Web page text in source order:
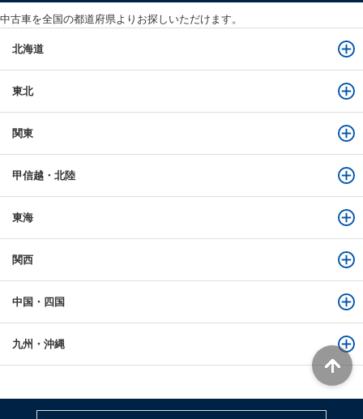
中古車を全国の都道府県よりお探しいただけます。
北海道
東北
関東
甲信越・北陸
東海
関西
中国・四国
九州・沖縄